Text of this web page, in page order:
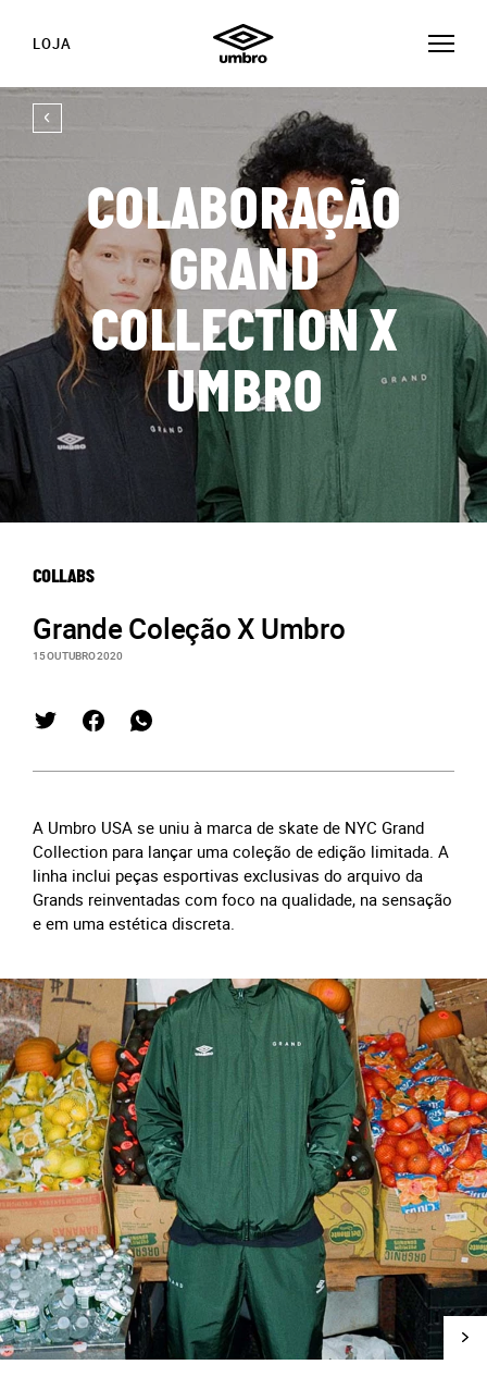
LOJA
COLABORAÇÃO
GRAND
COLLECTION X
UMBRO
COLLABS
Grande Coleção X Umbro
15 OUTUBRO 2020
A Umbro USA se uniu à marca de skate de NYC Grand
Collection para lançar uma coleção de edição limitada. A
linha inclui peças esportivas exclusivas do arquivo da
Grands reinventadas com foco na qualidade, na sensação
e em uma estética discreta.